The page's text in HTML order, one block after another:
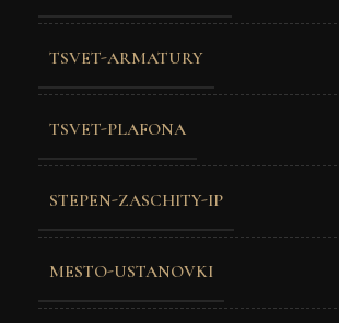
TSVET-ARMATURY
TSVET-PLAFONA
STEPEN-ZASCHITY-IP
MESTO-USTANOVKI